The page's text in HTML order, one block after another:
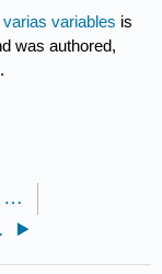
variables is
was authored,
.
6.4: El teorema de la función implícita